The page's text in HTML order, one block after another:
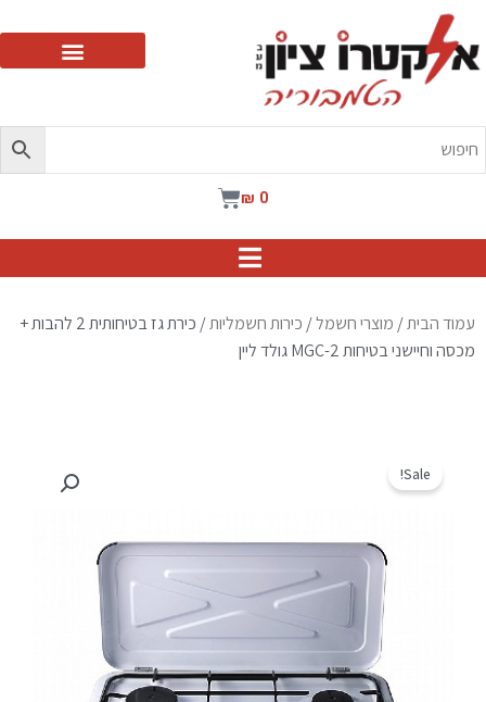
₪ 0
עגלת
עמוד הבית/ מוצרי חשמל/ כירות חשמליות
/ כירת גז בטיחותית 2 להבות +
מכסה וחיישני בטיחות MGC-2 גולד ליין
Sale!